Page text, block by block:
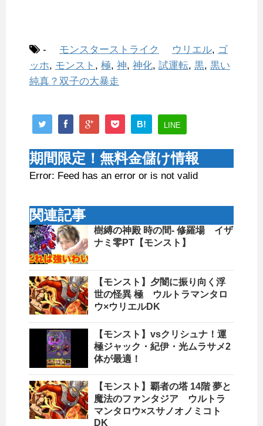
- モンスターストライク ウリエル, ゴ
ッホ, モンスト , 極, 神, 神化, 試運転, 黒, 黒い
純真？双子の大暴走
B! LINE
期間限定！無料金儲け情報
Error: Feed has an error or is not valid
関連記事
樹縛の神殿 時の間- 修羅場 イザ
ナミ零PT【モンスト】
【モンスト】夕闇に振り向く浮
世の怪異 極 ウルトラマンタロ
ウ×ウリエルDK
【モンスト】vsクリシュナ！運
極ジャック・紀伊・光ムラサメ2
体が最適！
【モンスト】覇者の塔 14階 夢と
魔法のファンタジア ウルトラ
マンタロウ×スサノオノミコト
DK